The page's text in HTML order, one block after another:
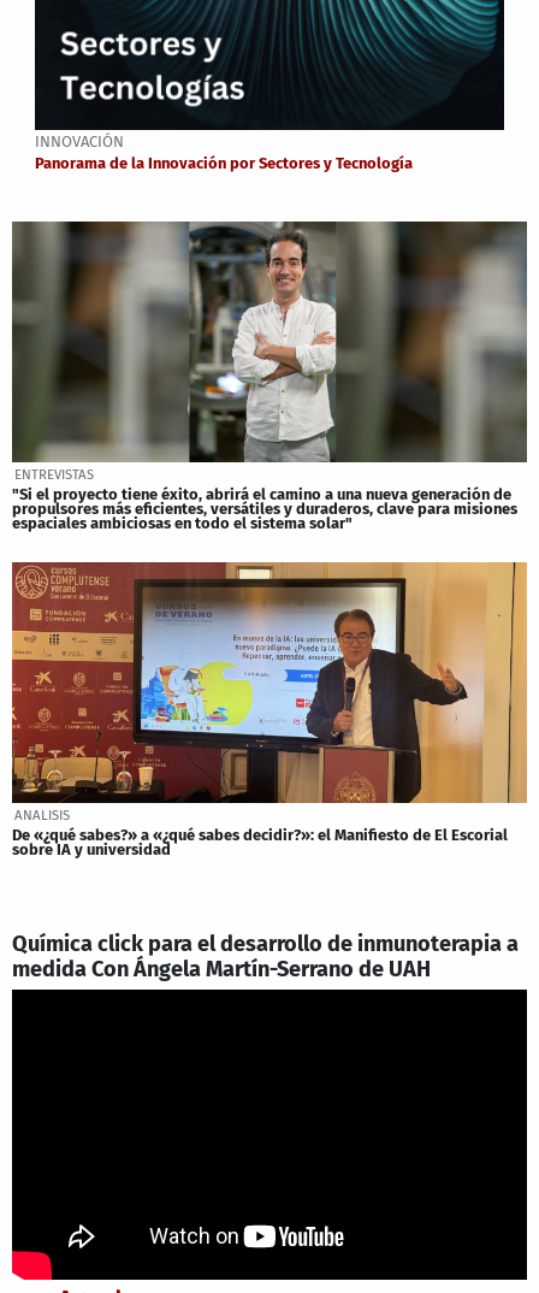
INNOVACIÓN
Panorama de la Innovación por Sectores y Tecnología
ENTREVISTAS
"Si el proyecto tiene éxito, abrirá el camino a una nueva generación de
propulsores más eficientes, versátiles y duraderos, clave para misiones
espaciales ambiciosas en todo el sistema solar"
ANALISIS
De «¿qué sabes?» a «¿qué sabes decidir?»: el Manifiesto de El Escorial
sobre IA y universidad
Química click para el desarrollo de inmunoterapia a
medida Con Ángela Martín-Serrano de UAH